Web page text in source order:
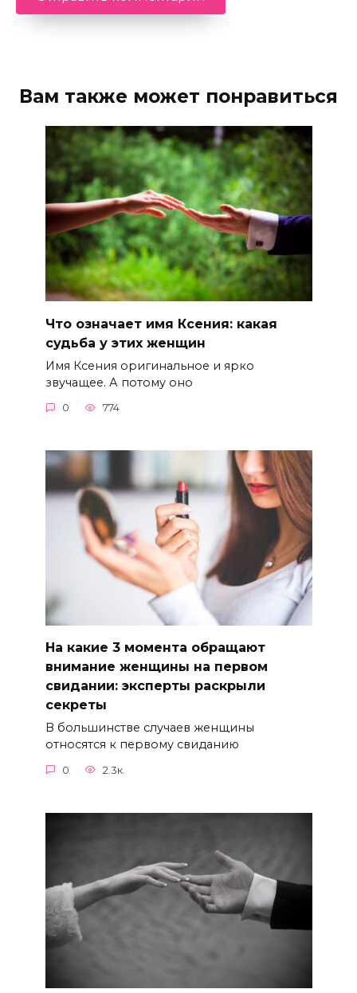
Вам также может понравиться
Что означает имя Ксения: какая
судьба у этих женщин
Имя Ксения оригинальное и ярко
звучащее. А потому оно
0 774
На какие 3 момента обращают
внимание женщины на первом
свидании: эксперты раскрыли
секреты
В большинстве случаев женщины
относятся к первому свиданию
0 2.3к.